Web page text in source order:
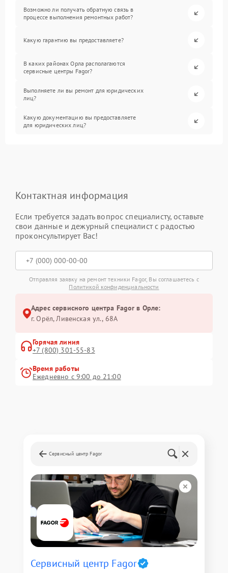
Возможно ли получать обратную связь в
процессе выполнения ремонтных работ?
Какую гарантию вы предоставляете?
В каких районах Орла располагаются
сервисные центры Fagor?
Выполняете ли вы ремонт для юридических
лиц?
Какую документацию вы предоставляете
для юридических лиц?
Контактная информация
Если требуется задать вопрос специалисту, оставьте
свои данные и дежурный специалист с радостью
проконсультирует Вас!
Отправляя заявку на ремонт техники Fagor, Вы соглашаетесь с
Политикой конфиденциальности
Адрес сервисного центра Fagor в Орле:
г. Орёл, Ливенская ул., 68А
Горячая линия
+7 (800) 301-55-83
Время работы
Ежедневно с 9:00 до 21:00
Сервисный центр Fagor
Сервисный центр Fagor